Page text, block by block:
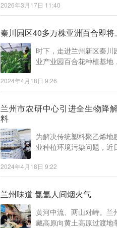
2026年3月17日 11:40
秦川园区40多万株亚洲百合即将
时下，走进兰州新区秦川
业产业园百合花种植基
2024年4月18日 9:26
兰州市农研中心引进全生物降
料
为解决传统塑料聚乙烯地
业种植环境污染问题，
2024年4月18日 9:22
兰州味道 氤氲人间烟火气
黄河中流、两山对峙。兰
藏高原向黄土高原过渡